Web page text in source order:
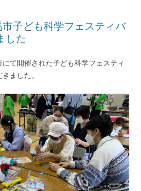
子ども科学フェスティバ
した
て開催された子ども科学フェスティ
ました。